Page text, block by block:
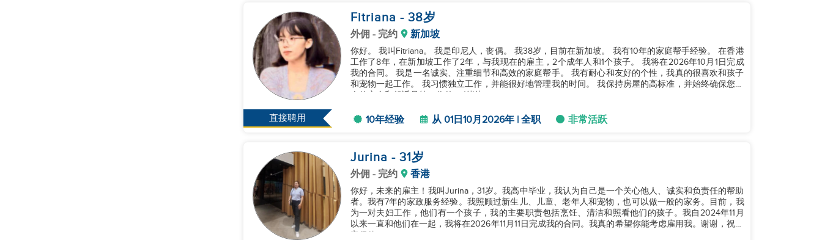
直接聘用
Fitriana - 38岁
外佣 - 完约 新加坡
你好。 我叫Fitriana。 我是印尼人，丧偶。 我38岁，目前在新加坡。 我有10年的家庭帮手经验。 在香港
工作了8年，在新加坡工作了2年，与我现在的雇主，2个成年人和1个孩子。 我将在2026年10月1日完成
我的合同。 我是一名诚实、注重细节和高效的家庭帮手。 我有耐心和友好的个性，我真的很喜欢和孩子
和宠物一起工作。 我习惯独立工作，并能很好地管理我的时间。 我保持房屋的高标准，并始终确保您家
10年经验 从 01日10月2026年 | 全职 非常活跃
Jurina - 31岁
外佣 - 完约 香港
你好，未来的雇主！我叫Jurina，31岁。我高中毕业，我认为自己是一个关心他人、诚实和负责任的帮助
者。我有7年的家政服务经验。我照顾过新生儿、儿童、老年人和宠物，也可以做一般的家务。目前，我
为一对夫妇工作，他们有一个孩子，我的主要职责包括烹饪、清洁和照看他们的孩子。我自2024年11月
以来一直和他们在一起，我将在2026年11月11日完成我的合同。我真的希望你能考虑雇用我。谢谢，祝上